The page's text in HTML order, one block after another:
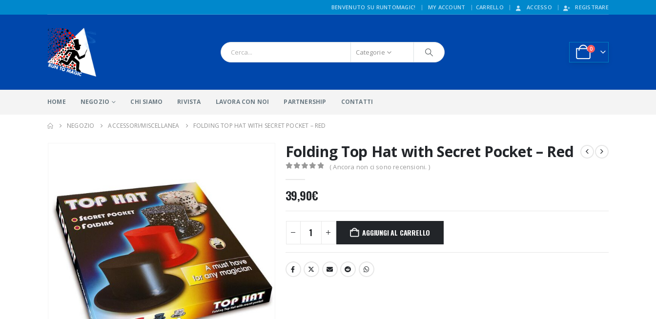
BENVENUTO SU RUNTOMAGIC! | MY ACCOUNT CARRELLO ACCESSO REGISTRARE
Categorie 0
HOME NEGOZIO CHI SIAMO RIVISTA LAVORA CON NOI PARTNERSHIP CONTATTI
NEGOZIO ACCESSORI/MISCELLANEA FOLDING TOP HAT WITH SECRET POCKET – RED
Folding Top Hat with Secret Pocket – Red
( Ancora non ci sono recensioni. )
39,90€
AGGIUNGI AL CARRELLO